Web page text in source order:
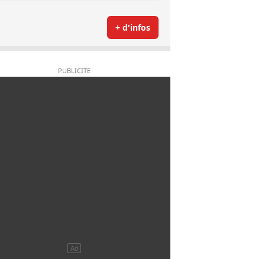
+ d'infos